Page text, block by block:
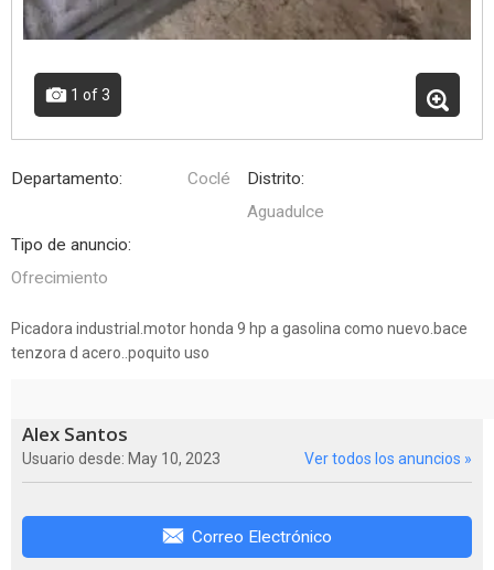
1 of 3
Departamento: Coclé
Distrito:
Aguadulce
Tipo de anuncio:
Ofrecimiento
Picadora industrial.motor honda 9 hp a gasolina como nuevo.bace
tenzora d acero..poquito uso
Alex Santos
Usuario desde: May 10, 2023 Ver todos los anuncios »
Correo Electrónico